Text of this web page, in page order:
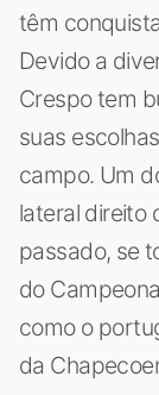
têm
Devido a
Crespo tem
suas
campo. Um
lateral direito
passado, se
do
como o
da